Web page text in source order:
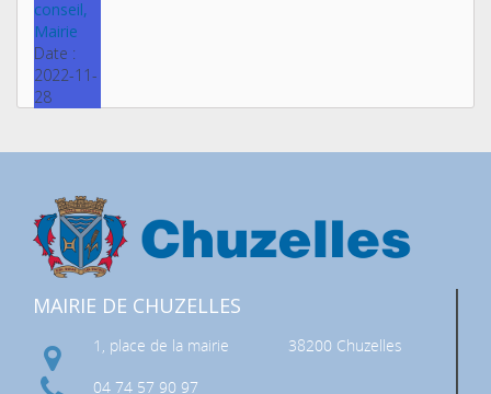
conseil,
Mairie
Date :
2022-11-
28
MAIRIE DE CHUZELLES
1, place de la mairie
38200 Chuzelles
04 74 57 90 97